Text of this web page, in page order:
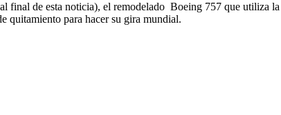
final de esta noticia), el remodelado Boeing 757 que utiliza la
quitamiento para hacer su gira mundial.